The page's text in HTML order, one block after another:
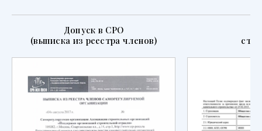
Допуск в СРО
(выписка из реестра членов)